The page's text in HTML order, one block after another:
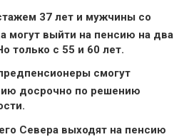
37 лет и мужчины со
могут выйти на пенсию на два
только с 55 и 60 лет.
смогут
досрочно по решению
Севера выходят на пенсию